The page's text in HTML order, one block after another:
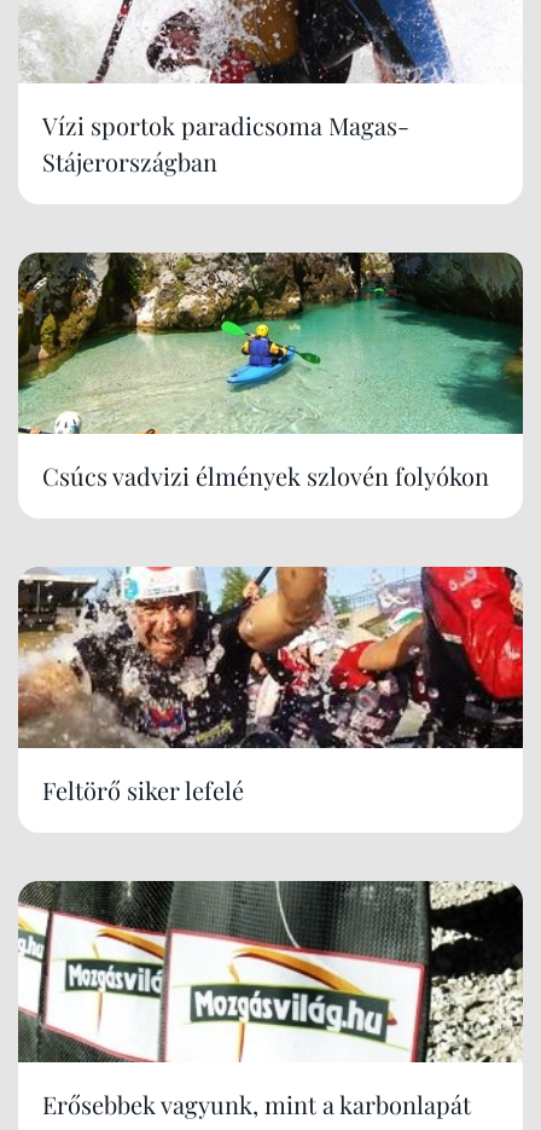
Vízi sportok paradicsoma Magas-
Stájerországban
Csúcs vadvizi élmények szlovén folyókon
Feltörő siker lefelé
Erősebbek vagyunk, mint a karbonlapát